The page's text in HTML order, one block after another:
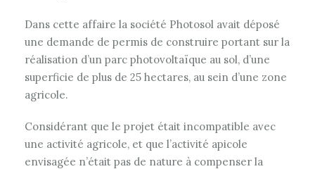
Dans cette affaire la société Photosol avait déposé
une demande de permis de construire portant sur la
réalisation d’un parc photovoltaïque au sol, d’une
superficie de plus de 25 hectares, au sein d’une zone
agricole.
Considérant que le projet était incompatible avec
une activité agricole, et que l’activité apicole
envisagée n’était pas de nature à compenser la